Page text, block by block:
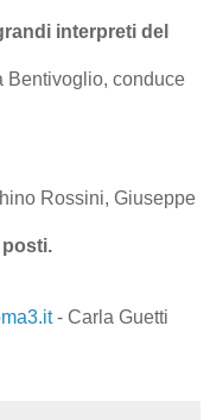
interpreti del
Bentivoglio, conduce
Rossini, Giuseppe
posti.
- Carla Guetti